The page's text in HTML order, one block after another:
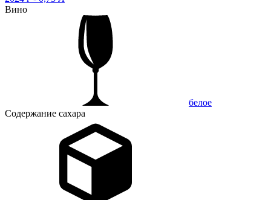
Вино
белое
Содержание сахара